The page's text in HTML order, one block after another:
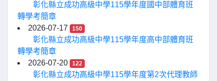
彰化縣立成功高級中學115學年度國中部體育班
轉學考簡章
2026-07-17
150
彰化縣立成功高級中學115學年度高中部體育班
轉學考簡章
2026-07-20
122
彰化縣立成功高級中學115學年度第2次代理教師